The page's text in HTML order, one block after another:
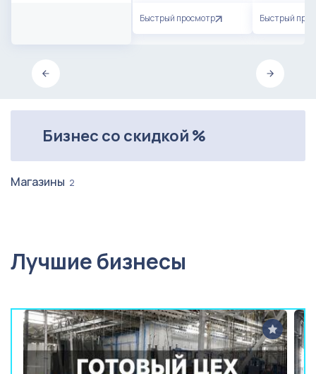
Быстрый просмотр Быстрый
Бизнес со скидкой %
Магазины 2
Лучшие бизнесы